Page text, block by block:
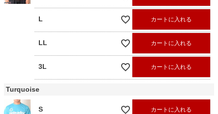
L カートに入れる
LL カートに入れる
3L カートに入れる
Turquoise
S カートに入れる